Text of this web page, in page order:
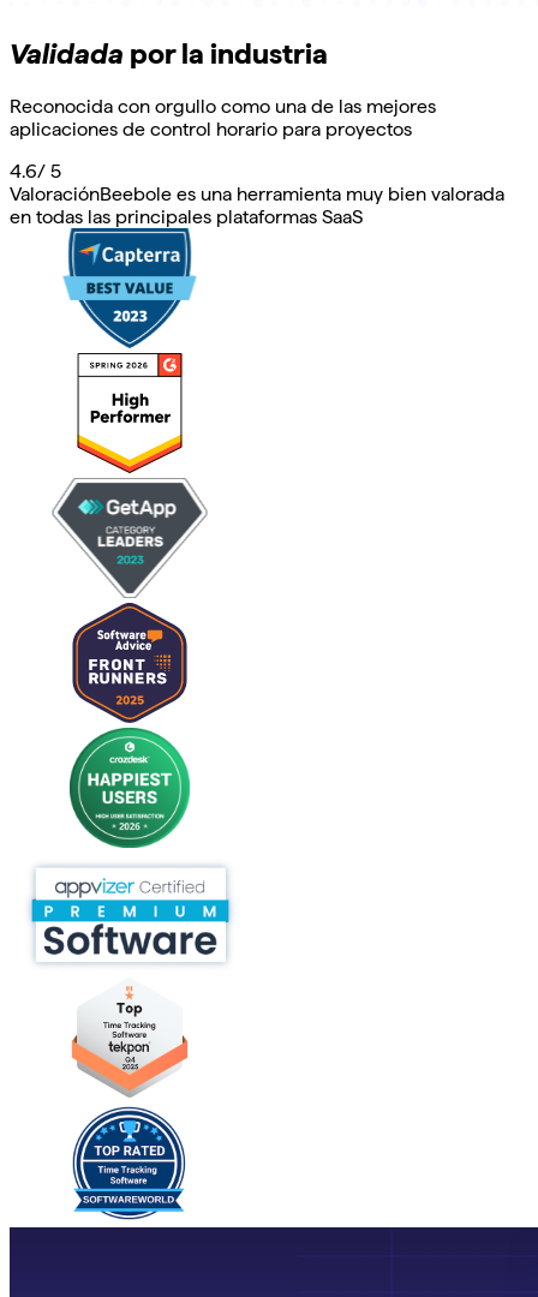
Validada por la industria
Reconocida con orgullo como una de las mejores
aplicaciones de control horario para proyectos
4.6/ 5
ValoraciónBeebole es una herramienta muy bien valorada
en todas las principales plataformas SaaS